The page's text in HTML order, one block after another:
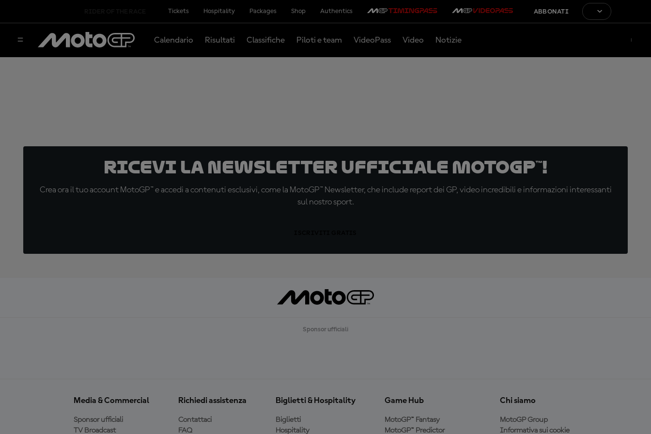
Tickets Hospitality Packages Shop Authentics ABBONATI
Calendario Risultati Classifiche Piloti e team VideoPass Video Notizie
Ricevi la newsletter ufficiale MotoGP™!
Crea ora il tuo account MotoGP™ e accedi a contenuti esclusivi, come la MotoGP™ Newsletter, che include report dei GP, video incredibili e informazioni interessanti
sul nostro sport.
Sponsor ufficiali
Media & Commercial
Sponsor ufficiali
TV Broadcast
Richiedi assistenza
Contattaci
FAQ
Biglietti & Hospitality
Biglietti
Hospitality
Game Hub
MotoGP™ Fantasy
MotoGP™ Predictor
Chi siamo
MotoGP Group
Informativa sui cookie